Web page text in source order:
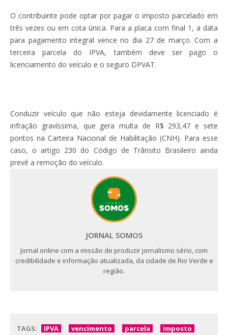
O contribuinte pode optar por pagar o imposto parcelado em
três vezes ou em cota única. Para a placa com final 1, a data
para pagamento integral vence no dia 27 de março. Com a
terceira parcela do IPVA, também deve ser pago o
licenciamento do veículo e o seguro DPVAT.
Conduzir veículo que não esteja devidamente licenciado é
infração gravíssima, que gera multa de R$ 293,47 e sete
pontos na Carteira Nacional de Habilitação (CNH). Para esse
caso, o artigo 230 do Código de Trânsito Brasileiro ainda
prevê a remoção do veículo.
JORNAL SOMOS
Jornal online com a missão de produzir jornalismo sério, com
credibilidade e informação atualizada, da cidade de Rio Verde e
região.
TAGS: IPVA vencimento parcela
imposto